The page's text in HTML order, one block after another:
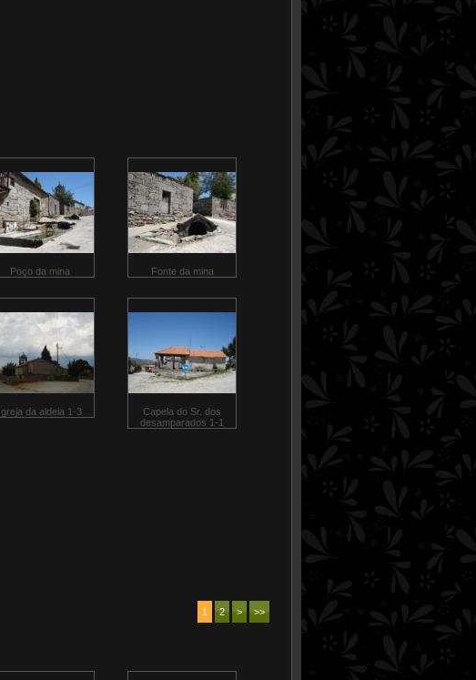
Poço da mina Fonte da mina
Igreja da aldeia 1-3
Capela do Sr. dos
desamparados 1-1
1 2 > >>